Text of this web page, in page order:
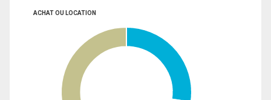
ACHAT OU LOCATION